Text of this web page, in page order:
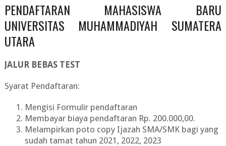
PENDAFTARAN MAHASISWA BARU
UNIVERSITAS MUHAMMADIYAH SUMATERA
UTARA
JALUR BEBAS TEST
Syarat Pendaftaran:
Mengisi Formulir pendaftaran
Membayar biaya pendaftaran Rp. 200.000,00.
Melampirkan poto copy Ijazah SMA/SMK bagi yang
sudah tamat tahun 2021, 2022, 2023